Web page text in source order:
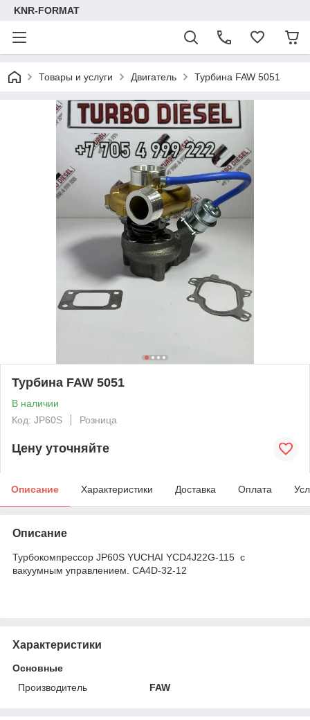
KNR-FORMAT
Товары и услуги Двигатель Турбина FAW 5051
Турбина FAW 5051
В наличии
Код: JP60S
Розница
Цену уточняйте
Описание Характеристики Доставка Оплата
Описание
Турбокомпрессор JP60S YUCHAI YCD4J22G-115 с
вакуумным управлением. CA4D-32-12
Характеристики
Основные
Производитель
FAW